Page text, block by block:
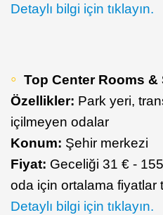
Detaylı bilgi için tıklayın.
Top Center Rooms &
Özellikler: Park yeri,
içilmeyen odalar
Konum: Şehir merkezi
Fiyat: Geceliği 31 € -
oda için ortalama fiyatlar
Detaylı bilgi için tıklayın.